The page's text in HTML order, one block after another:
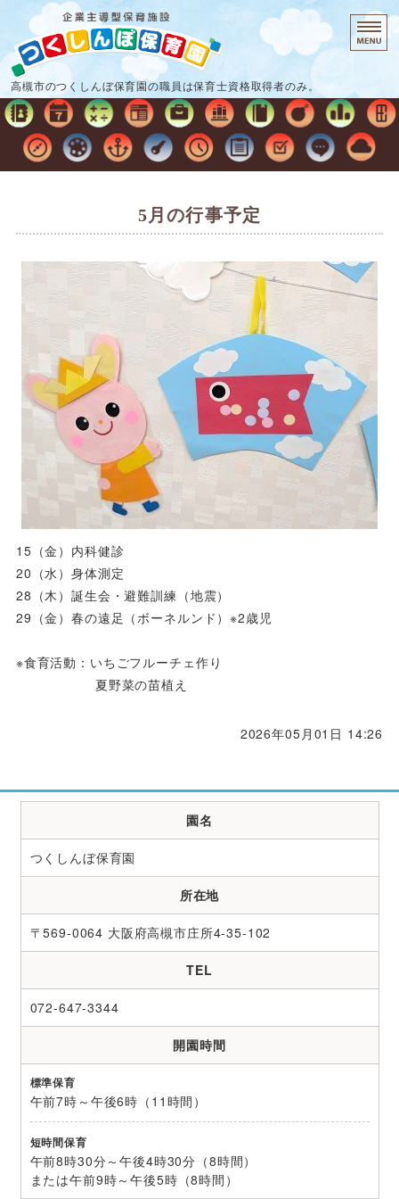
企業主導型
高槻市のつくしんぼ保育園の職員は保育士資格取得者のみ。
ホーム
保育時間・料金
施設概要
5月の行事予定
15（金）内科健診
20（水）身体測定
28（木）誕生会・避難訓練（地震）
29（金）春の遠足（ボーネルンド）※2歳児
※食育活動：いちごフルーチェ作り
夏野菜の苗植え
2026年05月01日 14:26
園名
つくしんぼ保育園
所在地
〒569-0064 大阪府高槻市庄所4-35-102
TEL
072-647-3344
開園時間
標準保育
午前7時～午後6時（11時間）
短時間保育
午前8時30分～午後4時30分（8時間）
または午前9時～午後5時（8時間）